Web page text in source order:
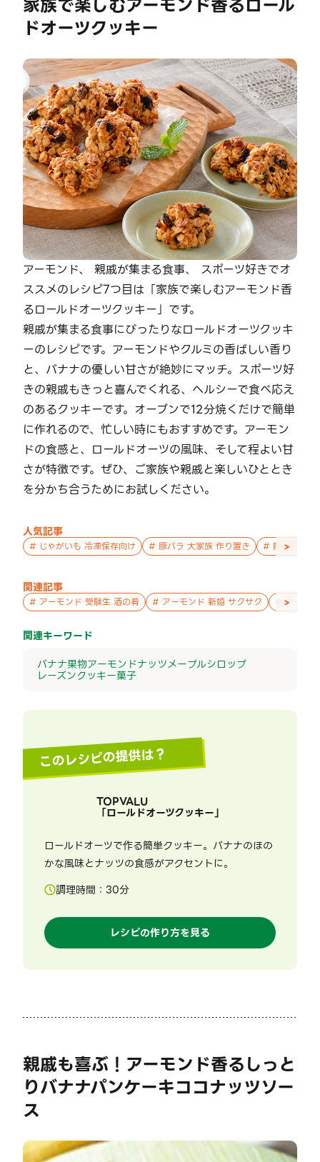
家族で楽しむアーモンド香るロール
ドオーツクッキー
アーモンド、 親戚が集まる食事、 スポーツ好きでオ
ススメのレシピ7つ目は「家族で楽しむアーモンド香
るロールドオーツクッキー」です。
親戚が集まる食事にぴったりなロールドオーツクッキ
ーのレシピです。アーモンドやクルミの香ばしい香り
と、バナナの優しい甘さが絶妙にマッチ。スポーツ好
きの親戚もきっと喜んでくれる、ヘルシーで食べ応え
のあるクッキーです。オーブンで12分焼くだけで簡単
に作れるので、忙しい時にもおすすめです。アーモン
ドの食感と、ロールドオーツの風味、そして程よい甘
さが特徴です。ぜひ、ご家族や親戚と楽しいひととき
を分かち合うためにお試しください。
人気記事
# じゃがいも 冷凍保存向け # 豚バラ 大家族 作り置き # 鮭 親子 作
>
関連記事
# アーモンド 受験生 酒の肴 # アーモンド 新婚 サクサク #アーモ
>
関連キーワード
バナナ果物アーモンドナッツメープルシロップ
レーズンクッキー菓子
このレシピの提供は？
TOPVALU
「ロールドオーツクッキー」
ロールドオーツで作る簡単クッキー。バナナのほの
かな風味とナッツの食感がアクセントに。
調理時間： 30分
レシピの作り方を見る
親戚も喜ぶ！アーモンド香るしっと
りバナナパンケーキココナッツソー
ス